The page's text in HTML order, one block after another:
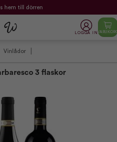
hem till dörren
LOGGA IN
Vinlådor
3 flaskor